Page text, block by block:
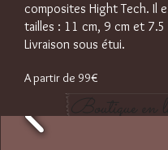
composites Hight Tech. Il
tailles : 11 cm, 9 cm et 7.5
Livraison sous étui.
A partir de 99€
Boutique en